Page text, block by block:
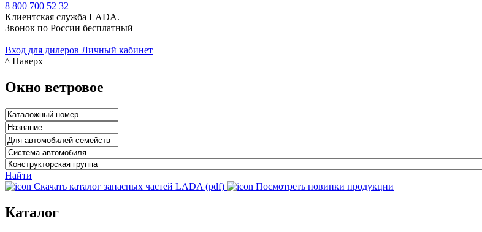
8 800 700 52 32
Клиентская служба LADA.
Звонок по России бесплатный
Вход для дилеров Личный кабинет
^ Наверх
Окно ветровое
Найти
Скачать каталог запасных частей LADA (pdf)
Посмотреть новинки продукции
Каталог